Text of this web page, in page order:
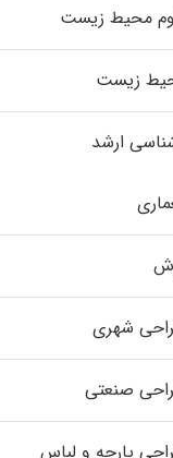
محیط‌ زیست
زیست
ارشد
شهری
صنعتی
پارچه و لباس